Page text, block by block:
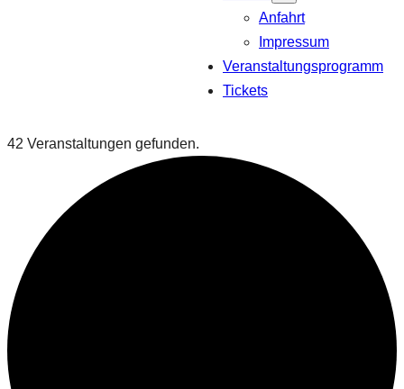
Anfahrt
Impressum
Veranstaltungsprogramm
Tickets
42 Veranstaltungen gefunden.